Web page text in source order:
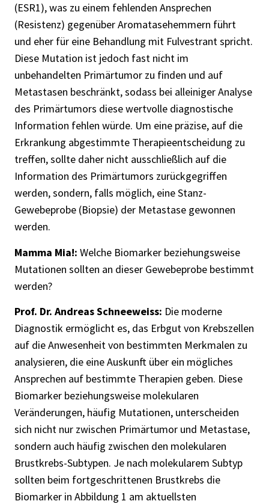
(ESR1), was zu einem fehlenden Ansprechen
(Resistenz) gegenüber Aromatasehemmern führt
und eher für eine Behandlung mit Fulvestrant spricht.
Diese Mutation ist jedoch fast nicht im
unbehandelten Primärtumor zu finden und auf
Metastasen beschränkt, sodass bei alleiniger Analyse
des Primärtumors diese wertvolle diagnostische
Information fehlen würde. Um eine präzise, auf die
Erkrankung abgestimmte Therapieentscheidung zu
treffen, sollte daher nicht ausschließlich auf die
Information des Primärtumors zurückgegriffen
werden, sondern, falls möglich, eine Stanz-
Gewebeprobe (Biopsie) der Metastase gewonnen
werden.
Mamma Mia!: Welche Biomarker beziehungsweise
Mutationen sollten an dieser Gewebeprobe bestimmt
werden?
Prof. Dr. Andreas Schneeweiss: Die moderne
Diagnostik ermöglicht es, das Erbgut von Krebszellen
auf die Anwesenheit von bestimmten Merkmalen zu
analysieren, die eine Auskunft über ein mögliches
Ansprechen auf bestimmte Therapien geben. Diese
Biomarker beziehungsweise molekularen
Veränderungen, häufig Mutationen, unterscheiden
sich nicht nur zwischen Primärtumor und Metastase,
sondern auch häufig zwischen den molekularen
Brustkrebs-Subtypen. Je nach molekularem Subtyp
sollten beim fortgeschrittenen Brustkrebs die
Biomarker in Abbildung 1 am aktuellsten